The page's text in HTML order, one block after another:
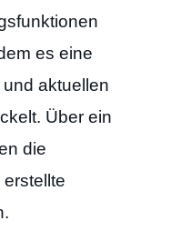
es eine
aktuellen
Über ein
die